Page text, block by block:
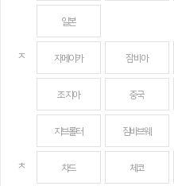
일본
ㅈ 자메이카 잠비아
조지아 중국
지브롤터 짐바브웨
ㅊ 차드 체코